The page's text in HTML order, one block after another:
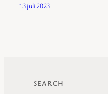
13 juli 2023
SEARCH